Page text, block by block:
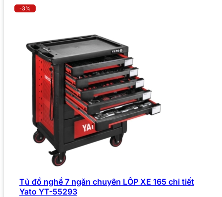
-3%
Tủ đồ nghề 7 ngăn chuyên LỐP XE 165 chi tiết
Yato YT-55293